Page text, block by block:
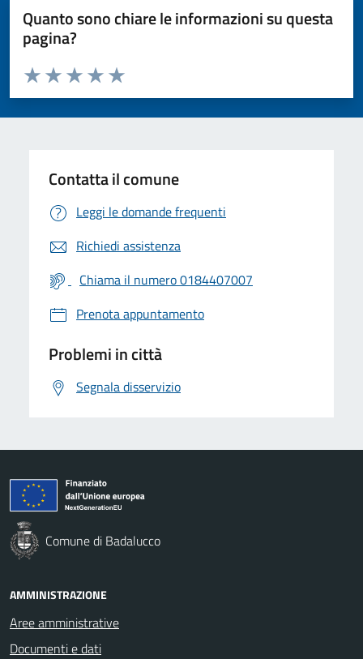
Quanto sono chiare le informazioni su questa
pagina?
Valuta da 1 a 5 stelle la pagina
Valuta 5 stelle su 5
Valuta 4 stelle su 5
Valuta 3 stelle su 5
Valuta 2 stelle su 5
Valuta 1 stelle su 5
Contatta il comune
Leggi le domande frequenti
Richiedi assistenza
Chiama il numero 0184407007
Prenota appuntamento
Problemi in città
Segnala disservizio
Comune di Badalucco
AMMINISTRAZIONE
Aree amministrative
Documenti e dati